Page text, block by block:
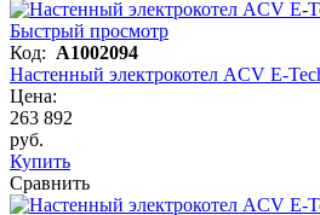
Быстрый просмотр
Код: A1002094
Настенный электрокотел ACV E-
Цена:
263 892
руб.
Купить
Сравнить